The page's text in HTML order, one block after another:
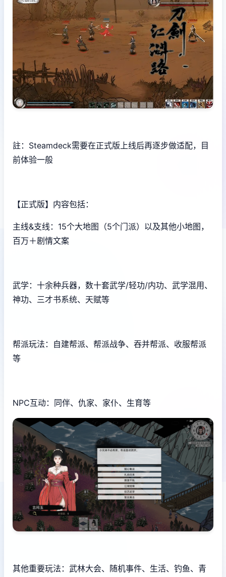
註：Steamdeck需要在正式版上线后再逐步做适配，目
前体验一般
【正式版】内容包括：
主线&支线：15个大地图（5个门派）以及其他小地图，
百万＋剧情文案
武学：十余种兵器，数十套武学/轻功/内功、武学混用、
神功、三才书系统、天赋等
帮派玩法：自建帮派、帮派战争、吞并帮派、收服帮派
等
NPC互动：同伴、仇家、家仆、生育等
其他重要玩法：武林大会、随机事件、生活、钓鱼、青